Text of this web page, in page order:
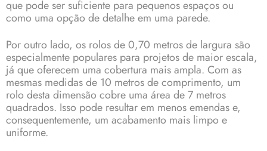
que pode ser suficiente para pequenos espaços ou
como uma opção de detalhe em uma parede.
Por outro lado, os rolos de 0,70 metros de largura são
especialmente populares para projetos de maior escala,
já que oferecem uma cobertura mais ampla. Com as
mesmas medidas de 10 metros de comprimento, um
rolo desta dimensão cobre uma área de 7 metros
quadrados. Isso pode resultar em menos emendas e,
consequentemente, um acabamento mais limpo e
uniforme.